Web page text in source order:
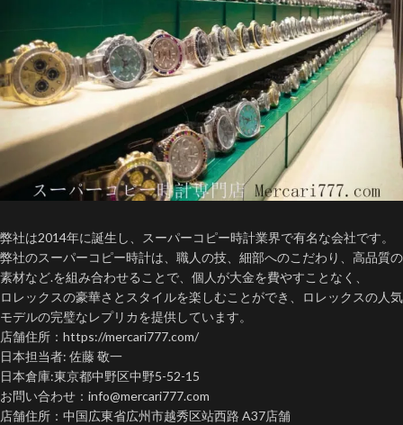
弊社は2014年に誕生し、スーパーコピー時計業界で有名な会社です。
弊社のスーパーコピー時計は、職人の技、細部へのこだわり、高品質の
素材など.を組み合わせることで、個人が大金を費やすことなく、
ロレックスの豪華さとスタイルを楽しむことができ、ロレックスの人気
モデルの完璧なレプリカを提供しています。
店舗住所：https://mercari777.com/
日本担当者: 佐藤 敬一
日本倉庫:東京都中野区中野5-52-15
お問い合わせ：info@mercari777.com
店舗住所：中国広東省広州市越秀区站西路 A37店舗